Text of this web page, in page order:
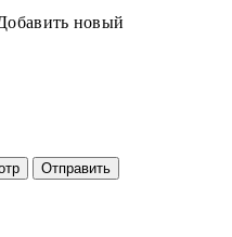
новый
Отправить